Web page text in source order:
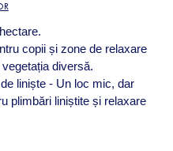
copii și zone de relaxare
diversă.
liniște - Un loc mic, dar
plimbări liniștite și relaxare